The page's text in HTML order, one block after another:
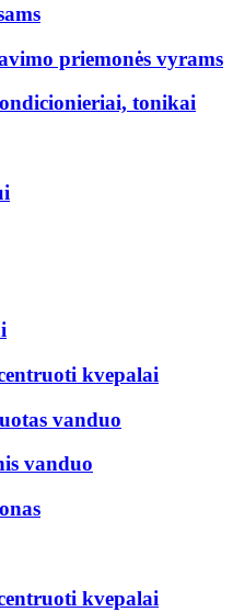
priemonės vyrams
tonikai
kvepalai
vanduo
vanduo
kvepalai